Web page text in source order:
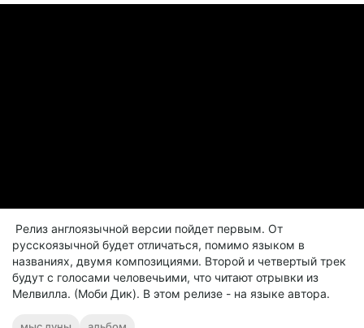
Релиз англоязычной версии пойдет первым. От
русскоязычной будет отличаться, помимо языком в
названиях, двумя композициями. Второй и четвертый трек
будут с голосами человечьими, что читают отрывки из
Мелвилла. (Моби Дик). В этом релизе - на языке автора.